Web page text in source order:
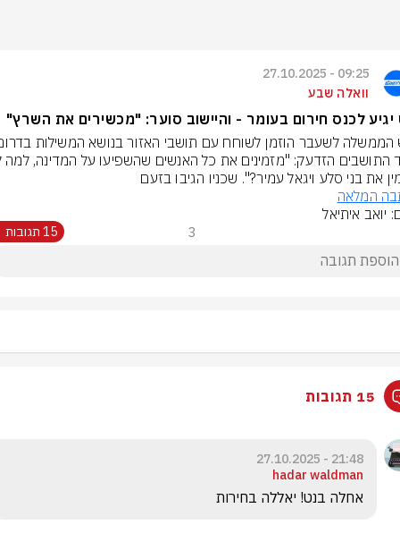
09:25 - 27.10.2025
וואלה שבע
יגיע לכנס חירום בעומר - והיישוב סוער: "מכשירים את השרץ"
את בני סלע ויגאל עמיר?". שכניו הגיבו בזעם
המלאה
יואב איתיאל
3 15 תגובות
15 תגובות
21:48 - 27.10.2025
hadar waldman
אחלה בנט! יאללה בחירות